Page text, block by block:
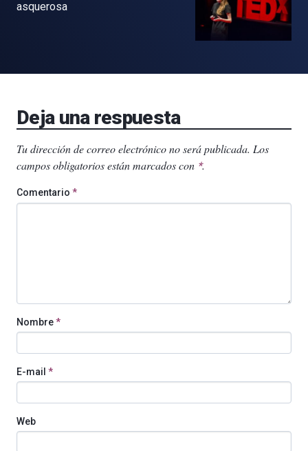
asquerosa
Deja una respuesta
Tu dirección de correo electrónico no será publicada. Los
campos obligatorios están marcados con *.
Comentario *
Nombre*
E-mail *
Web